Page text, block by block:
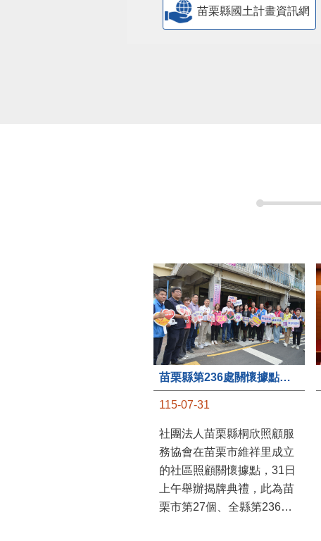
苗栗縣國土計畫資訊網
苗栗縣第236處關懷據點在苗栗市維祥里揭牌
115-07-31
社團法人苗栗縣桐欣照顧服
務協會在苗栗市維祥里成立
的社區照顧關懷據點，31日
上午舉辦揭牌典禮，此為苗
栗市第27個、全縣第236處